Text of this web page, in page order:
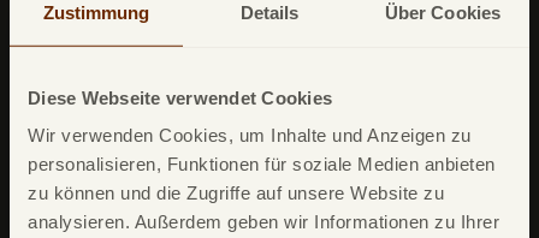
Zustimmung Details Über Cookies
Diese Webseite verwendet Cookies
Wir verwenden Cookies, um Inhalte und Anzeigen zu
personalisieren, Funktionen für soziale Medien anbieten
zu können und die Zugriffe auf unsere Website zu
analysieren. Außerdem geben wir Informationen zu Ihrer
Unsere Produkte
TF Mastercard Gold